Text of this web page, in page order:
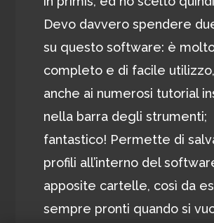
Devo davvero spendere
su questo software: è
completo e di facile
anche ai numerosi tutorial
nella barra degli strumenti;
fantastico! Permette di
profili all’interno del
apposite cartelle, così da
sempre pronti quando si